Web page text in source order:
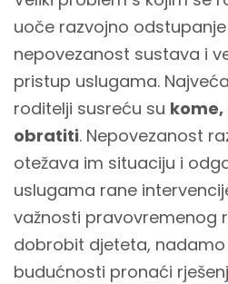
uoče razvojno
nepovezanost sustava i
pristup uslugama.
roditelji susreću su kome,
obratiti. Nepovezanost
otežava im situaciju i
uslugama rane
važnosti pravovremenog
dobrobit djeteta, nadamo
budućnosti pronaći